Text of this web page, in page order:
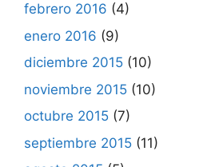
febrero 2016 (4)
enero 2016 (9)
diciembre 2015 (10)
noviembre 2015 (10)
octubre 2015 (7)
septiembre 2015 (11)